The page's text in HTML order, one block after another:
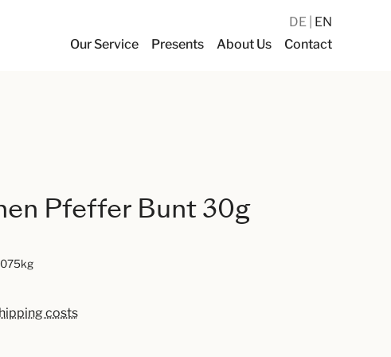
Our Service Presents About Us Contact
DE EN
Pfeffer Bunt 30g
costs